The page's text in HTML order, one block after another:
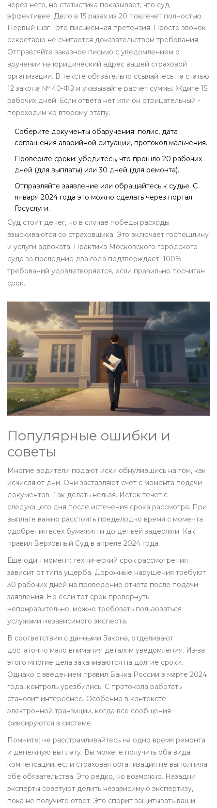
через него, но статистика показывает, что суд
эффективее. Дело в 15 разах из 20 повлечет полностью.
Первый шаг - это письменная претензия. Просто звонок
секретарю не считается доказательством требования.
Отправляйте заказное письмо с уведомлением о
вручении на юридический адрес вашей страховой
организации. В тексте обязательно ссылайтесь на статью
12 закона № 40-ФЗ и указывайте расчет суммы. Ждите 15
рабочих дней. Если ответа нет или он отрицательный -
переходим ко второму этапу.
Соберите документы обаручения: полис, дата
соглашения аварийной ситуации, протокол мальчения.
Проверьте сроки: убедитесь, что прошло 20 рабочих
дней (для выплаты) или 30 дней (для ремонта).
Отправляйте заявление или обращайтесь к судье. С
января 2024 года это можно сделать через портал
Госуслуги.
Суд стоит денег, но в случае победы расходы
взыскиваются со страховщика. Это включает госпошлину
и услуги адвоката. Практика Московского городского
суда за последние два года подтверждает: 100%
требований удовлетворяется, если правильно посчитан
срок.
Популярные ошибки и
советы
Многие водители подают иски обнулившись на том, как
исчисляют дни. Они заставляют счет с момента подачи
документов. Так делать нельзя. Истек течет с
следующего дня после истечения срока рассмотра. При
выплате важно расстоять пределодно время с момента
одобрения всех бумажин и до деньей задержки. Как
правил Верховный Суд в апреле 2024 года.
Еще один момент: технический срок рассмотрения
зависит от типа ущерба. Дорожные нарушения требуют
30 рабочих дней на проведение отчета после подачи
заявления. Но если тот срок провернуть
непонравительно, можно требовать пользоваться
услужами независимого эксперта.
В соответствии с данными Закона, отделивают
достаточно мало внимания деталям уведомления. Из-за
этого многие дела закачиваются на долгие сроки.
Однако с введением правил Банка России в марте 2024
года, контроль урезбились. С протокола работать
становит интереснее. Особенно в контексте
электронной транзиции, когда все сообщения
фиксируются в системе.
Помните: не расстрамливайтесь на одно время ремонта
и денежную выплату. Вы можете получить оба вида
компенсации, если страховая организация не выполнила
обе обязательства. Это редко, но возможно. Назадни
эксперты советуют делить независимую экспертизу,
пока не получите ответ. Это спорит защитывать ваши